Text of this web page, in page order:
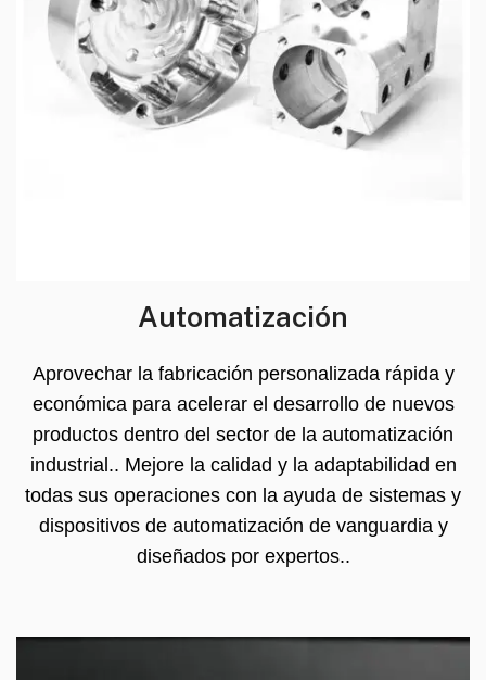
Automatización
Aprovechar la fabricación personalizada rápida y
económica para acelerar el desarrollo de nuevos
productos dentro del sector de la automatización
industrial.. Mejore la calidad y la adaptabilidad en
todas sus operaciones con la ayuda de sistemas y
dispositivos de automatización de vanguardia y
diseñados por expertos..